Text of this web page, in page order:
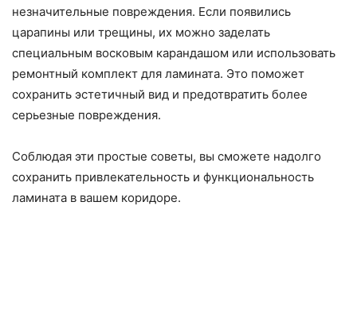
незначительные повреждения. Если появились
царапины или трещины, их можно заделать
специальным восковым карандашом или использовать
ремонтный комплект для ламината. Это поможет
сохранить эстетичный вид и предотвратить более
серьезные повреждения.
Соблюдая эти простые советы, вы сможете надолго
сохранить привлекательность и функциональность
ламината в вашем коридоре.